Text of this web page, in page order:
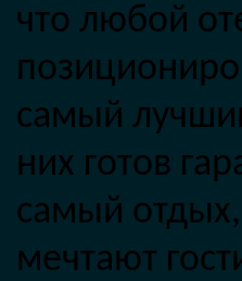
что любой
самый
них готов
самый
мечтают